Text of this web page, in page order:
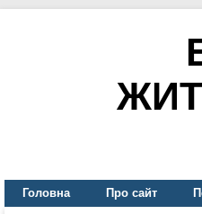
Головна Про сайт